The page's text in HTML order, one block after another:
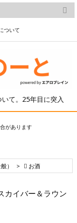
て。25年目に突入

メニュー

検索
ついて
があります
） >  お酒
カイバー＆ラウン